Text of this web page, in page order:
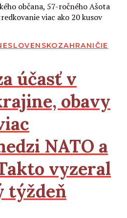
občana, 57-ročného Ašota
viac ako 20 kusov
SLOVENSKOZAHRANIČIE
účasť v
obavy
NATO a
vyzeral
týždeň